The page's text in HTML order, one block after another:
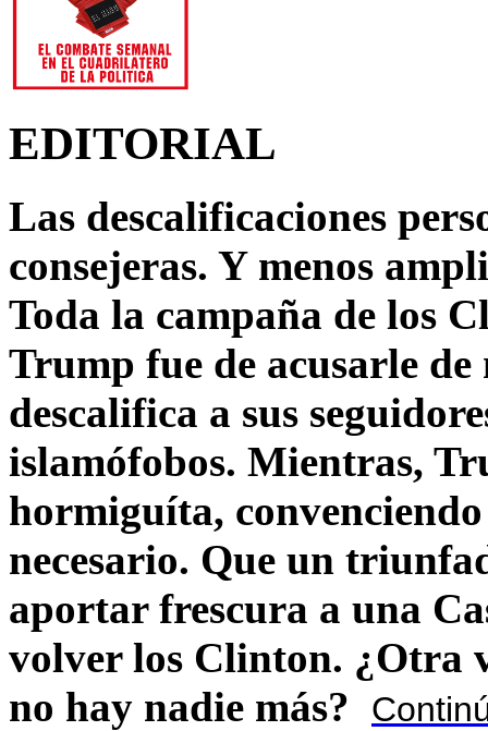
EDITORIAL
Las descalificaciones
consejeras. Y menos
Toda la campaña de los
Trump fue de acusarle
descalifica a sus
islamófobos. Mientras,
hormiguíta,
necesario. Que un
aportar frescura a una
volver los Clinton. ¿Otra
no hay nadie más?